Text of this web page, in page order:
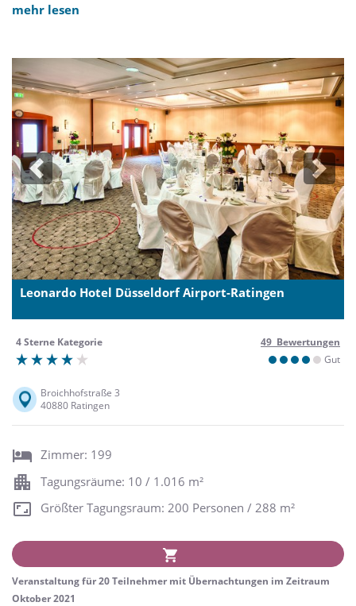
mehr lesen
Previous Next
Leonardo Hotel Düsseldorf Airport-Ratingen
4 Sterne Kategorie
49 Bewertungen
Gut
Broichhofstraße 3
40880 Ratingen
Zimmer: 199
Tagungsräume: 10 / 1.016 m²
Größter Tagungsraum: 200 Personen / 288 m²
Veranstaltung für 20 Teilnehmer mit Übernachtungen im Zeitraum
Oktober 2021